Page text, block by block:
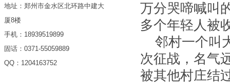
地址：郑州市金水区北环路中建大
厦8楼
手机：18939519899
固话：0371-55059889
QQ：1204163752
万分哭啼喊叫
多个年轻人被
邻村一个叫
次征战，名气
被其他村庄结